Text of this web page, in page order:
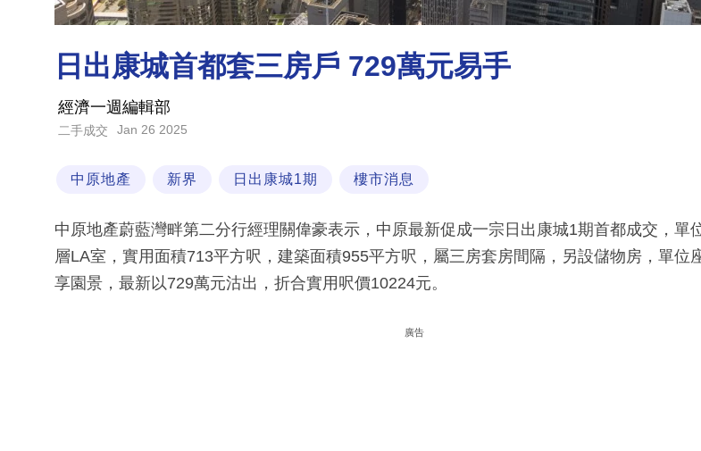
日出康城首都套三房戶 729萬元易手
經濟一週編輯部
二手成交 Jan 26 2025
中原地產 新界 日出康城1期 樓市消息
中原地產蔚藍灣畔第二分行經理關偉豪表示，中原最新促成一宗日出康城1期首都成交，單
層LA室，實用面積713平方呎，建築面積955平方呎，屬三房套房間隔，另設儲物房，單位
享園景，最新以729萬元沽出，折合實用呎價10224元。
廣告